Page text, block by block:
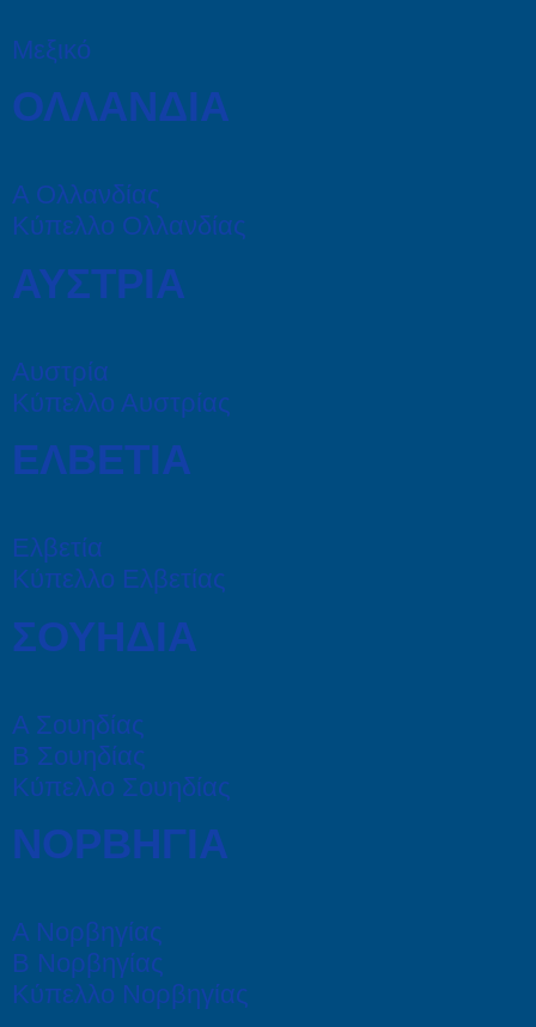
Μεξικό
ΟΛΛΑΝΔΙΑ
Α Ολλανδίας
Κύπελλο Ολλανδίας
ΑΥΣΤΡΙΑ
Αυστρία
Κύπελλο Αυστρίας
ΕΛΒΕΤΙΑ
Ελβετία
Κύπελλο Ελβετίας
ΣΟΥΗΔΙΑ
Α Σουηδίας
Β Σουηδίας
Κύπελλο Σουηδίας
ΝΟΡΒΗΓΙΑ
Α Νορβηγίας
Β Νορβηγίας
Κύπελλο Νορβηγίας